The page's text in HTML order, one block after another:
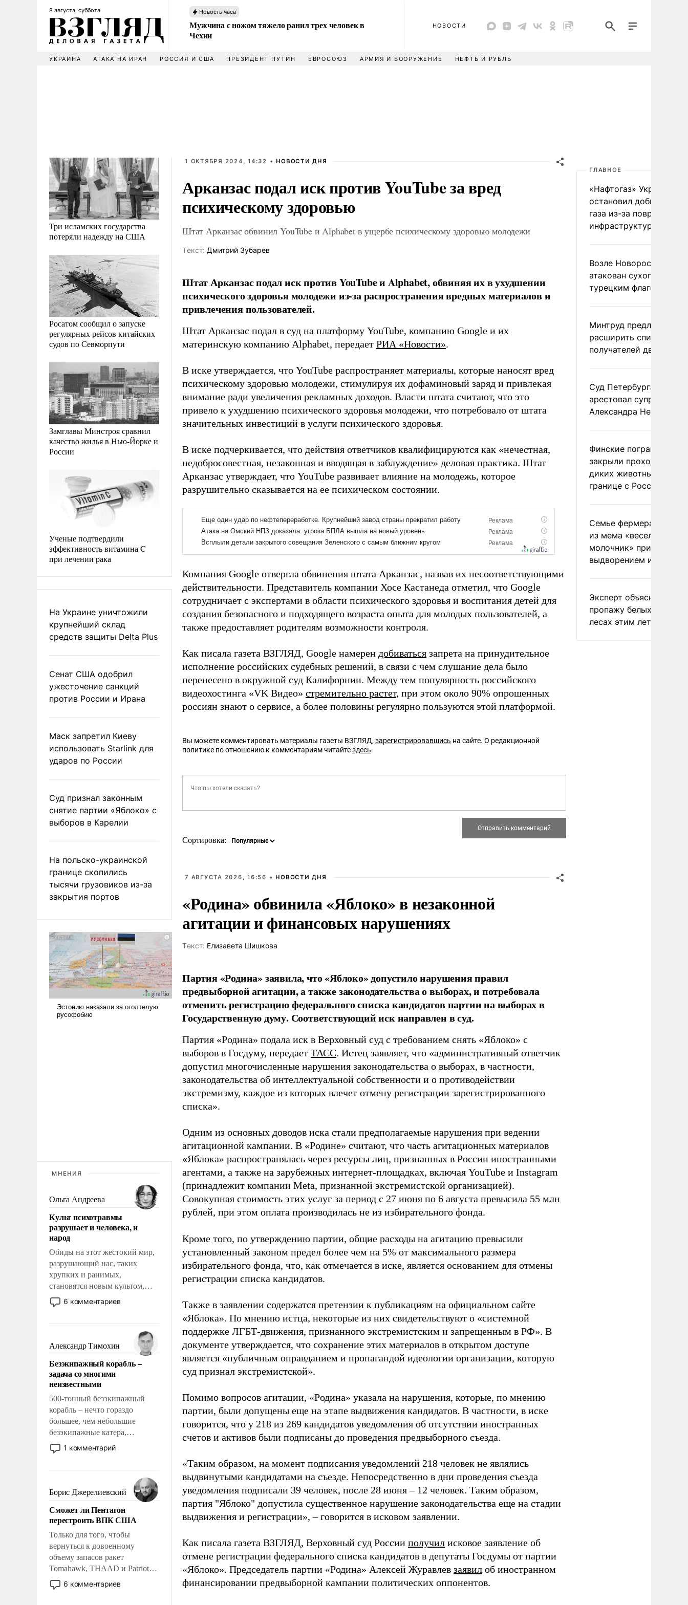
8 августа, суббота Новость часа
Мужчина с ножом тяжело ранил трех человек в
Чехии
НОВОСТИ
УКРАИНА АТАКА НА ИРАН РОССИЯ И США ПРЕЗИДЕНТ ПУТИН ЕВРОСОЮЗ АРМИЯ И ВООРУЖЕНИЕ НЕФТЬ И РУБЛЬ
Три исламских государства
потеряли надежду на США
Росатом сообщил о запуске
регулярных рейсов китайских
судов по Севморпути
Замглавы Минстроя сравнил
качество жилья в Нью-Йорке и
России
Ученые подтвердили
эффективность витамина C
при лечении рака
На Украине уничтожили
крупнейший склад
средств защиты Delta Plus
Сенат США одобрил
ужесточение санкций
против России и Ирана
Маск запретил Киеву
использовать Starlink для
ударов по России
Суд признал законным
снятие партии «Яблоко» с
выборов в Карелии
На польско-украинской
границе скопились
тысячи грузовиков из-за
закрытия портов
МНЕНИЯ
Ольга Андреева
Культ психотравмы
разрушает и человека, и
народ
Обиды на этот жестокий мир,
разрушающий нас, таких
хрупких и ранимых,
становятся новым культом,
постепенно вытесняя и
отменяя традиционное
мужественным и твердым под
ударами судьбы, брать на себя
ответственность, помогать
слабым, идти вперед и
адаптироваться.
6 комментариев
Александр Тимохин
Безэкипажный корабль –
задача со многими
неизвестными
500-тонный безэкипажный
корабль – нечто гораздо
большее, чем небольшие
безэкипажные катера,
применение которых уже
стало обыденностью. Задача по
сложна и амбициозна. Однако
и ее реализация радикально
поднимет наши боевые
возможности.
1 комментарий
Борис Джерелиевский
Сможет ли Пентагон
перестроить ВПК США
Только для того, чтобы
вернуться к довоенному
объему запасов ракет
Tomahawk, THAAD и Patriot
США потребуется более трех
лет. Даже небольшая война с
6 комментариев
1 ОКТЯБРЯ 2024, 14:32 • НОВОСТИ ДНЯ
Арканзас подал иск против YouTube за вред
психическому здоровью
Штат Арканзас обвинил YouTube и Alphabet в ущербе психическому здоровью молодежи
Tекст: Дмитрий Зубарев
Штат Арканзас подал иск против YouTube и Alphabet, обвиняя их в ухудшении
психического здоровья молодежи из-за распространения вредных материалов и
привлечения пользователей.
Штат Арканзас подал в суд на платформу YouTube, компанию Google и их
материнскую компанию Alphabet, передает РИА «Новости».
В иске утверждается, что YouTube распространяет материалы, которые наносят вред
психическому здоровью молодежи, стимулируя их дофаминовый заряд и привлекая
внимание ради увеличения рекламных доходов. Власти штата считают, что это
привело к ухудшению психического здоровья молодежи, что потребовало от штата
значительных инвестиций в услуги психического здоровья.
В иске подчеркивается, что действия ответчиков квалифицируются как «нечестная,
недобросовестная, незаконная и вводящая в заблуждение» деловая практика. Штат
Арканзас утверждает, что YouTube развивает влияние на молодежь, которое
разрушительно сказывается на ее психическом состоянии.
Компания Google отвергла обвинения штата Арканзас, назвав их несоответствующими
действительности. Представитель компании Хосе Кастанеда отметил, что Google
сотрудничает с экспертами в области психического здоровья и воспитания детей для
создания безопасного и подходящего возраста опыта для молодых пользователей, а
также предоставляет родителям возможности контроля.
Как писала газета ВЗГЛЯД, Google намерен добиваться запрета на принудительное
исполнение российских судебных решений, в связи с чем слушание дела было
перенесено в окружной суд Калифорнии. Между тем популярность российского
видеохостинга «VK Видео» стремительно растет, при этом около 90% опрошенных
россиян знают о сервисе, а более половины регулярно пользуются этой платформой.
Вы можете комментировать материалы газеты ВЗГЛЯД, зарегистрировавшись на сайте. О редакционной
политике по отношению к комментариям читайтездесь.
Сортировка:
7 АВГУСТА 2026, 16:56 • НОВОСТИ ДНЯ
«Родина» обвинила «Яблоко» в незаконной
агитации и финансовых нарушениях
Tекст: Елизавета Шишкова
Партия «Родина» заявила, что «Яблоко» допустило нарушения правил
предвыборной агитации, а также законодательства о выборах, и потребовала
отменить регистрацию федерального списка кандидатов партии на выборах в
Государственную думу. Соответствующий иск направлен в суд.
Партия «Родина» подала иск в Верховный суд с требованием снять «Яблоко» с
выборов в Госдуму, передает ТАСС. Истец заявляет, что «административный ответчик
допустил многочисленные нарушения законодательства о выборах, в частности,
законодательства об интеллектуальной собственности и о противодействии
экстремизму, каждое из которых влечет отмену регистрации зарегистрированного
списка».
Одним из основных доводов иска стали предполагаемые нарушения при ведении
агитационной кампании. В «Родине» считают, что часть агитационных материалов
«Яблока» распространялась через ресурсы лиц, признанных в России иностранными
агентами, а также на зарубежных интернет-площадках, включая YouTube и Instagram
(принадлежит компании Meta, признанной экстремистской организацией).
Совокупная стоимость этих услуг за период с 27 июня по 6 августа превысила 55 млн
рублей, при этом оплата производилась не из избирательного фонда.
Кроме того, по утверждению партии, общие расходы на агитацию превысили
установленный законом предел более чем на 5% от максимального размера
избирательного фонда, что, как отмечается в иске, является основанием для отмены
регистрации списка кандидатов.
Также в заявлении содержатся претензии к публикациям на официальном сайте
«Яблока». По мнению истца, некоторые из них свидетельствуют о «системной
поддержке ЛГБТ-движения, признанного экстремистским и запрещенным в РФ». В
документе утверждается, что сохранение этих материалов в открытом доступе
является «публичным оправданием и пропагандой идеологии организации, которую
суд признал экстремистской».
Помимо вопросов агитации, «Родина» указала на нарушения, которые, по мнению
партии, были допущены еще на этапе выдвижения кандидатов. В частности, в иске
говорится, что у 218 из 269 кандидатов уведомления об отсутствии иностранных
счетов и активов были подписаны до проведения предвыборного съезда.
«Таким образом, на момент подписания уведомлений 218 человек не являлись
выдвинутыми кандидатами на съезде. Непосредственно в дни проведения съезда
уведомления подписали 39 человек, после 28 июня – 12 человек. Таким образом,
партия "Яблоко" допустила существенное нарушение законодательства еще на стадии
выдвижения и регистрации», – говорится в исковом заявлении.
Как писала газета ВЗГЛЯД, Верховный суд России получил исковое заявление об
отмене регистрации федерального списка кандидатов в депутаты Госдумы от партии
«Яблоко». Председатель партии «Родина» Алексей Журавлев заявил об иностранном
финансировании предвыборной кампании политических оппонентов.
ГЛАВНОЕ
«Нафтогаз» Украины
остановил добычу
газа из-за повреждения
инфраструктуры
Возле Новороссийска
атакован сухогруз под
турецким флагом
Минтруд предложил
расширить список
получателей двух
Суд Петербурга заочно
арестовал супругу
Александра Невзорова
Финские пограничники
закрыли проходы для
диких животных на
границе с Россией
Семье фермера
из мема «веселый
молочник» пригрозили
выдворением из
Эксперт объяснил
пропажу белых грибов
лесах этим летом